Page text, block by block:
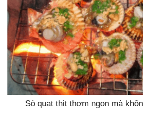
Sò quạt thịt thơm ngon mà